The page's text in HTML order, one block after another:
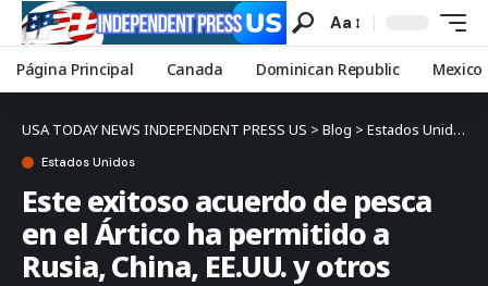
Aa
Página Principal Canada Dominican Republic Mexico
USA TODAY NEWS INDEPENDENT PRESS US > Blog > Estados Unidos
Estados Unidos
Este exitoso acuerdo de pesca
en el Ártico ha permitido a
Rusia, China, EE.UU. y otros